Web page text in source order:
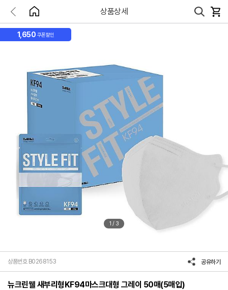
상품상세
1,650 쿠폰할인
1 / 3
상품번호 B0268153 공유하기
뉴크린웰 새부리형KF94마스크대형 그레이 50매(5매입)